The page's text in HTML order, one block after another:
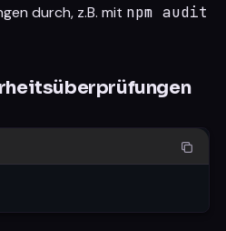
durch, z.B. mit npm audit